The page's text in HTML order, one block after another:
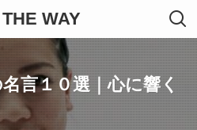
WAY
言１０選｜心に響く